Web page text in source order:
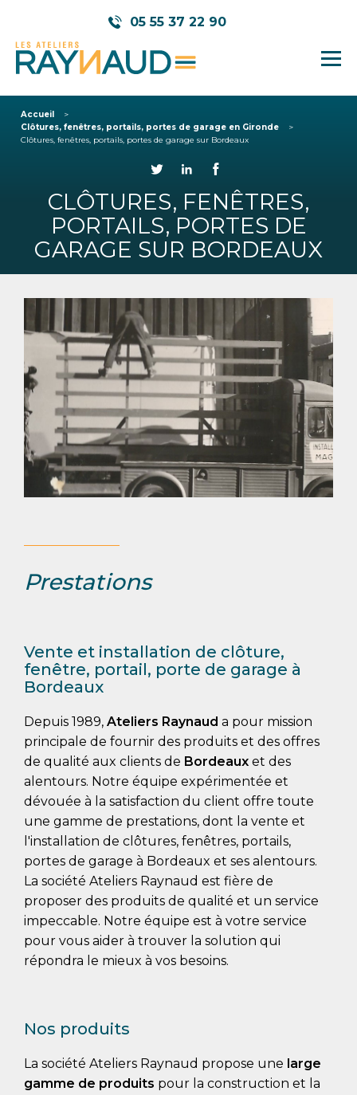
05 55 37 22 90
Accueil
Clôtures, fenêtres, portails, portes de garage en Gironde
Clôtures, fenêtres, portails, portes de garage sur Bordeaux
CLÔTURES, FENÊTRES,
PORTAILS, PORTES DE
GARAGE SUR BORDEAUX
Prestations
Vente et installation de clôture,
fenêtre, portail, porte de garage à
Bordeaux
Depuis 1989, Ateliers Raynaud a pour mission
principale de fournir des produits et des offres
de qualité aux clients de Bordeaux et des
alentours. Notre équipe expérimentée et
dévouée à la satisfaction du client offre toute
une gamme de prestations, dont la vente et
l'installation de clôtures, fenêtres, portails,
portes de garage à Bordeaux et ses alentours.
La société Ateliers Raynaud est fière de
proposer des produits de qualité et un service
impeccable. Notre équipe est à votre service
pour vous aider à trouver la solution qui
répondra le mieux à vos besoins.
Nos produits
La société Ateliers Raynaud propose une large
gamme de produits pour la construction et la